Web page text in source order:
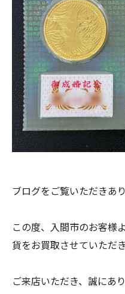
ブログをご覧いただきあ
この度、入間市のお客様
貨をお買取させていただ
ご来店いただき、誠にあ